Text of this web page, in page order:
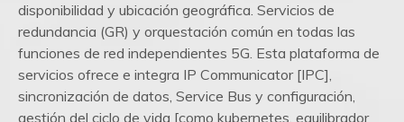
disponibilidad y ubicación geográfica. Servicios de
redundancia (GR) y orquestación común en todas las
funciones de red independientes 5G. Esta plataforma de
servicios ofrece e integra IP Communicator [IPC],
sincronización de datos, Service Bus y configuración,
gestión del ciclo de vida [como kubernetes, equilibrador